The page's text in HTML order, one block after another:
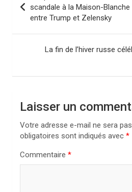
i
scandale à la Maison-Blanche
entre Trump et Zelensky
La fin de l’hiver russe
Laisser un
Votre adresse e-mail ne sera
obligatoires sont indiqués avec *
Commentaire *